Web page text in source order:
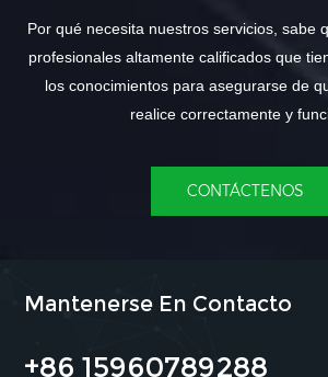
Por qué necesita nuestros servicios, sabe
profesionales altamente calificados que
los conocimientos para asegurarse de
realice correctamente y
CONTÁCTENOS
Mantenerse En Contacto
+86 15960789288